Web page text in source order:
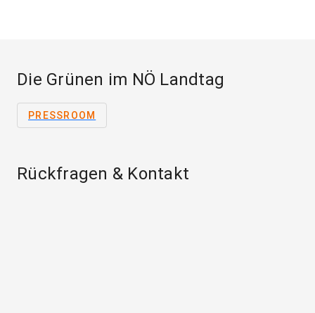
Die Grünen im NÖ Landtag
PRESSROOM
Rückfragen & Kontakt